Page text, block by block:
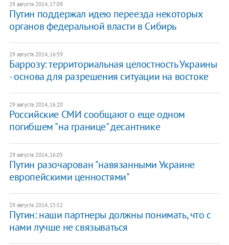
29 августа 2014, 17:09
Путин поддержал идею переезда некоторых
органов федеральной власти в Сибирь
29 августа 2014, 16:59
Баррозу: территориальная целостность Украины
- основа для разрешения ситуации на востоке
29 августа 2014, 16:20
Российские СМИ сообщают о еще одном
погибшем "на границе" десантнике
29 августа 2014, 16:05
Путин разочарован "навязанными Украине
европейскими ценностями"
29 августа 2014, 15:52
Путин: наши партнеры должны понимать, что с
нами лучше не связываться